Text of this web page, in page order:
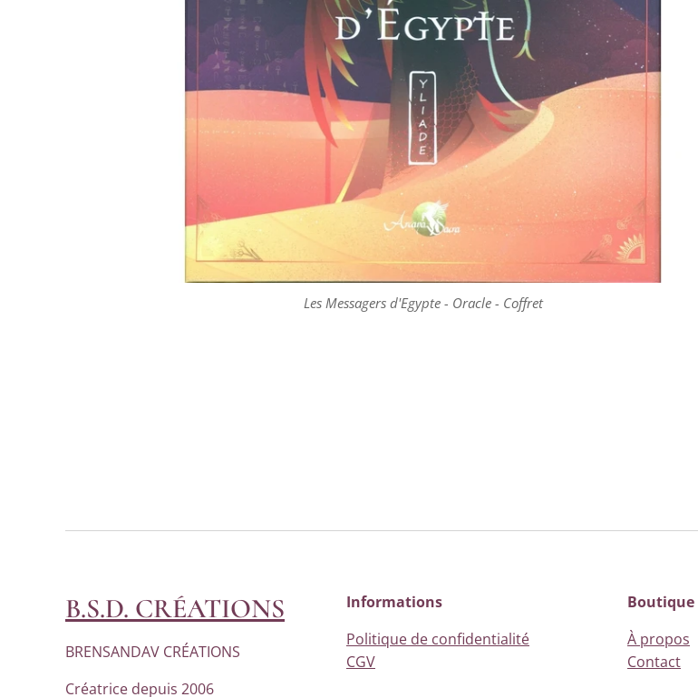
Les Messagers d'Egypte - Oracle - Coffret
Les Messagers d'Egypte - Oracle - Coffret
Les Messagers d'Egypte - Oracle - Coffret
B.S.D. CRÉATIONS
BRENSANDAV CRÉATIONS
Créatrice depuis 2006
Informations
Politique de confidentialité
CGV
Boutique
À propos
Contact